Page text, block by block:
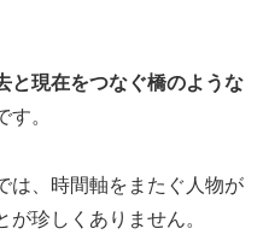
と現在をつなぐ橋のような
。
は、時間軸をまたぐ人物が
珍しくありません。